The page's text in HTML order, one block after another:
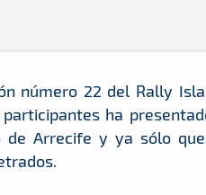
número 22 del Rally
participantes ha
de Arrecife y ya sólo